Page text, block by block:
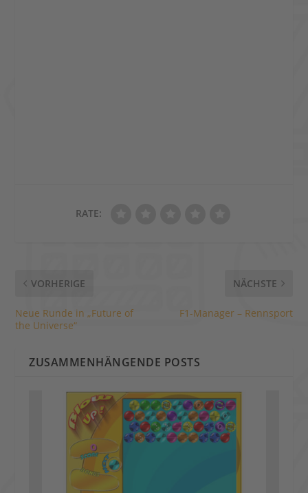
RATE:
VORHERIGE
Neue Runde in „Future of
the Universe“
NÄCHSTE
F1-Manager – Rennsport
ZUSAMMENHÄNGENDE POSTS